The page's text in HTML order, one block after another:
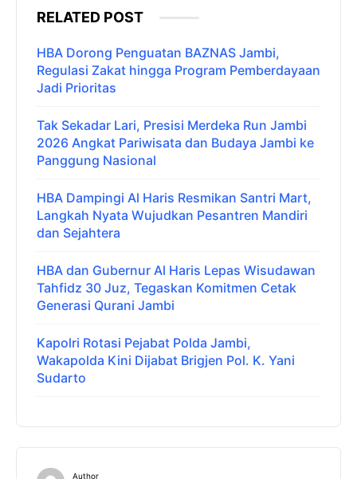
RELATED POST
HBA Dorong Penguatan BAZNAS Jambi,
Regulasi Zakat hingga Program Pemberdayaan
Jadi Prioritas
Tak Sekadar Lari, Presisi Merdeka Run Jambi
2026 Angkat Pariwisata dan Budaya Jambi ke
Panggung Nasional
HBA Dampingi Al Haris Resmikan Santri Mart,
Langkah Nyata Wujudkan Pesantren Mandiri
dan Sejahtera
HBA dan Gubernur Al Haris Lepas Wisudawan
Tahfidz 30 Juz, Tegaskan Komitmen Cetak
Generasi Qurani Jambi
Kapolri Rotasi Pejabat Polda Jambi,
Wakapolda Kini Dijabat Brigjen Pol. K. Yani
Sudarto
Author